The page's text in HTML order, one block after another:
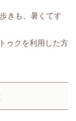
きも、暑くてす
ゥクを利用した方